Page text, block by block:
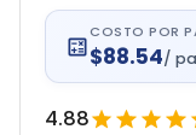
COSTO POR
$88.54/
4.88